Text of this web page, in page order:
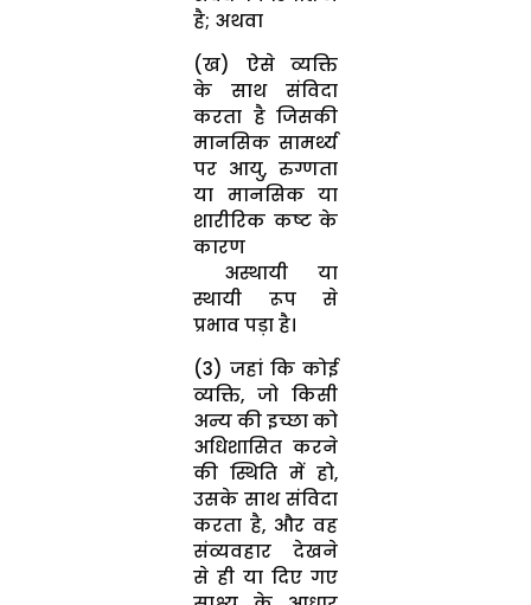
है; अथवा
(ख) ऐसे व्यक्ति
के साथ संविदा
करता है जिसकी
मानसिक सामर्थ्य
पर आयु, रुग्णता
या मानसिक या
शारीरिक कष्ट के
कारण
अस्थायी या
स्थायी रूप से
प्रभाव पड़ा है।
(3) जहां कि कोई
व्यक्ति, जो किसी
अन्य की इच्छा को
अधिशासित करने
की स्थिति में हो,
उसके साथ संविदा
करता है, और वह
संव्यवहार देखने
से ही या दिए गए